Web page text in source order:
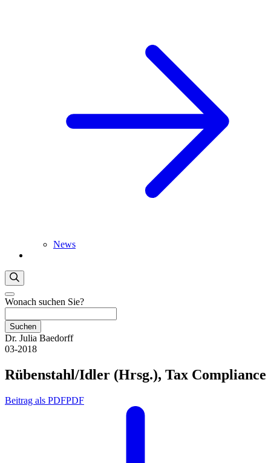
News
Wonach suchen Sie?
Suchen
Dr. Julia Baedorff
03-2018
Rübenstahl/Idler (Hrsg.), Tax Compliance
Beitrag als PDFPDF